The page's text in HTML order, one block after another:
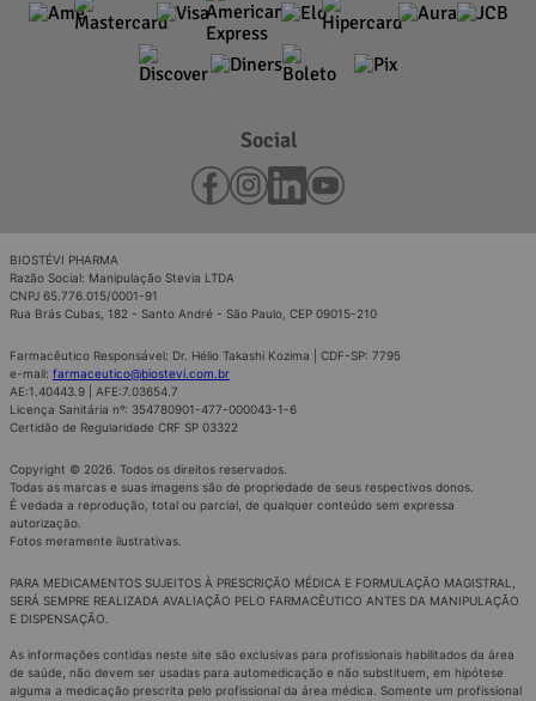
Social
BIOSTÉVI PHARMA
Razão Social: Manipulação Stevia LTDA
CNPJ 65.776.015/0001-91
Rua Brás Cubas, 182 - Santo André - São Paulo, CEP 09015-210
Farmacêutico Responsável: Dr. Hélio Takashi Kozima | CDF-SP: 7795
e-mail: farmaceutico@biostevi.com.br
AE:1.40443.9 | AFE:7.03654.7
Licença Sanitária nº: 354780901-477-000043-1-6
Certidão de Regularidade CRF SP 03322
Copyright © 2026. Todos os direitos reservados.
Todas as marcas e suas imagens são de propriedade de seus respectivos donos.
É vedada a reprodução, total ou parcial, de qualquer conteúdo sem expressa
autorização.
Fotos meramente ilustrativas.
PARA MEDICAMENTOS SUJEITOS À PRESCRIÇÃO MÉDICA E FORMULAÇÃO MAGISTRAL,
SERÁ SEMPRE REALIZADA AVALIAÇÃO PELO FARMACÊUTICO ANTES DA MANIPULAÇÃO
E DISPENSAÇÃO.
As informações contidas neste site são exclusivas para profissionais habilitados da área
de saúde, não devem ser usadas para automedicação e não substituem, em hipótese
alguma a medicação prescrita pelo profissional da área médica. Somente um profissional